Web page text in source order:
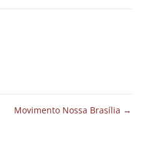
Movimento Nossa Brasília →